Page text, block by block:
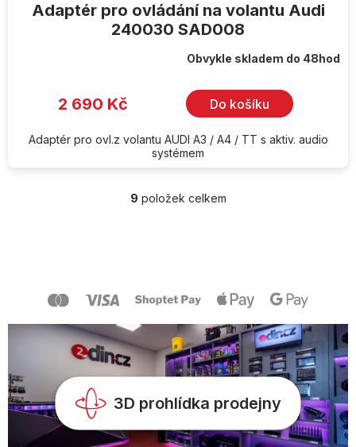
Adaptér pro ovládání na volantu Audi
240030 SAD008
Obvykle skladem do 48hod
2 690 Kč Do košíku
Adaptér pro ovl.z volantu AUDI A3 / A4 / TT s aktiv. audio
systémem
O
c
p
r
v
k
v
p
9 položek celkem
3D prohlídka prodejny